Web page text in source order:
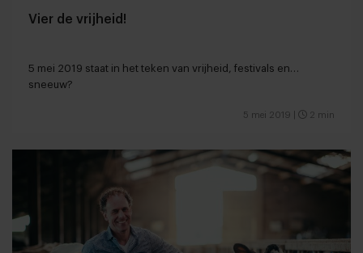
Vier de vrijheid!
5 mei 2019 staat in het teken van vrijheid, festivals en…
sneeuw?
5 mei 2019 2 min